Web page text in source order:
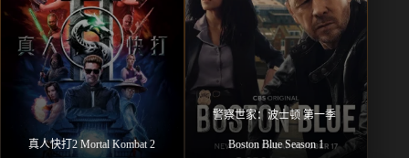
真人快打2 Mortal Kombat 2
警察世家：波士顿 第一季
Boston Blue Season 1